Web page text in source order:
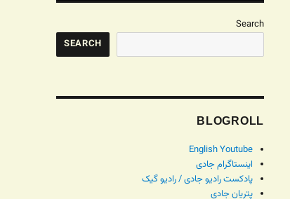
Search
SEARCH
BLOGROLL
English Youtube
اینستاگرام جادی
پادکست رادیو جادی / رادیو گیک
پتریان جادی